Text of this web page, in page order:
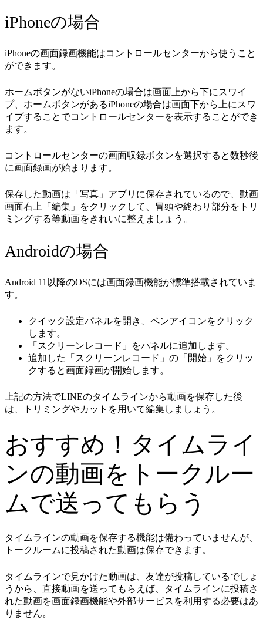
iPhoneの場合
iPhoneの画面録画機能はコントロールセンターから使うこと
ができます。
ホームボタンがないiPhoneの場合は画面上から下にスワイ
プ、ホームボタンがあるiPhoneの場合は画面下から上にスワ
イプすることでコントロールセンターを表示することができ
ます。
コントロールセンターの画面収録ボタンを選択すると数秒後
に画面録画が始まります。
保存した動画は「写真」アプリに保存されているので、動画
画面右上「編集」をクリックして、冒頭や終わり部分をトリ
ミングする等動画をきれいに整えましょう。
Androidの場合
Android 11以降のOSには画面録画機能が標準搭載されていま
す。
クイック設定パネルを開き、ペンアイコンをクリック
します。
「スクリーンレコード」をパネルに追加します。
追加した「スクリーンレコード」の「開始」をクリッ
クすると画面録画が開始します。
上記の方法でLINEのタイムラインから動画を保存した後
は、トリミングやカットを用いて編集しましょう。
おすすめ！タイムライ
ンの動画をトークルー
ムで送ってもらう
タイムラインの動画を保存する機能は備わっていませんが、
トークルームに投稿された動画は保存できます。
タイムラインで見かけた動画は、友達が投稿しているでしょ
うから、直接動画を送ってもらえば、タイムラインに投稿さ
れた動画を画面録画機能や外部サービスを利用する必要はあ
りません。